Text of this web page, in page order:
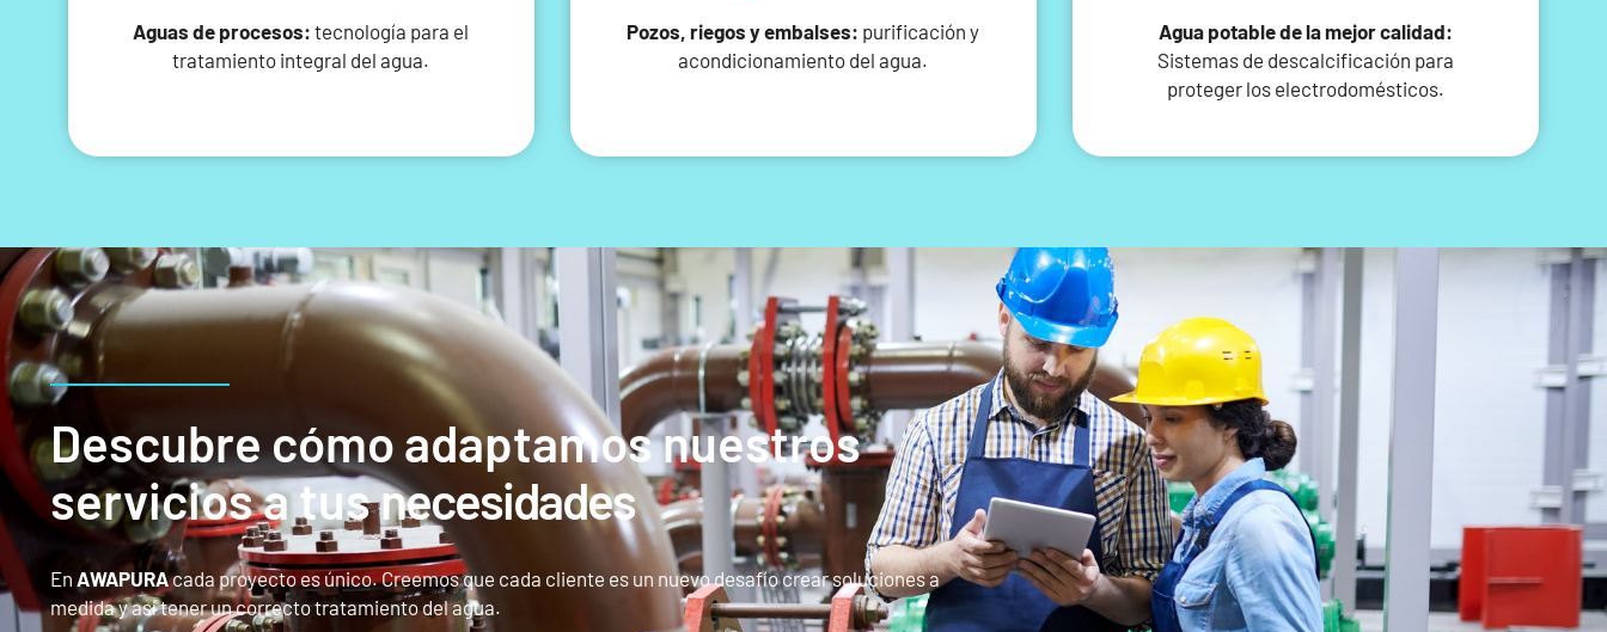
Aguas de procesos: tecnología para el
tratamiento integral del agua.
Pozos, riegos y embalses: purificación y
acondicionamiento del agua.
Agua potable de la mejor calidad:
Sistemas de descalcificación para
proteger los electrodomésticos.
Descubre cómo adaptamos nuestros
servicios a tusnecesidades
En AWAPURAcada proyecto es único. Creemos que cada cliente es un nuevo desafío crear soluciones a
medida y así tener un correcto tratamiento del agua.